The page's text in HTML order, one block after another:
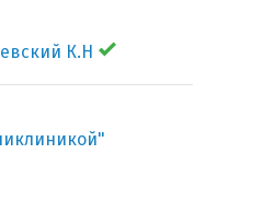
К.Н